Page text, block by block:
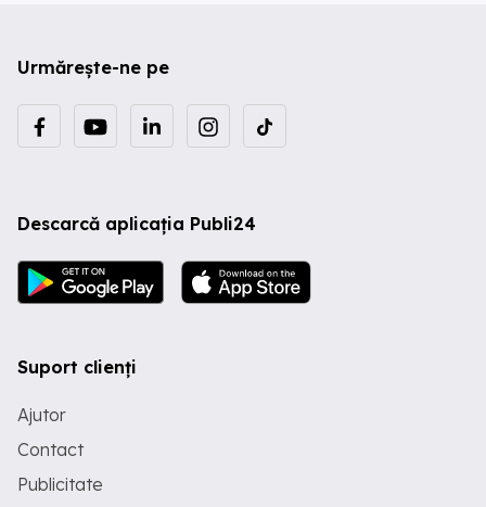
Urmărește-ne pe
Descarcă aplicația Publi24
Suport clienți
Ajutor
Contact
Publicitate